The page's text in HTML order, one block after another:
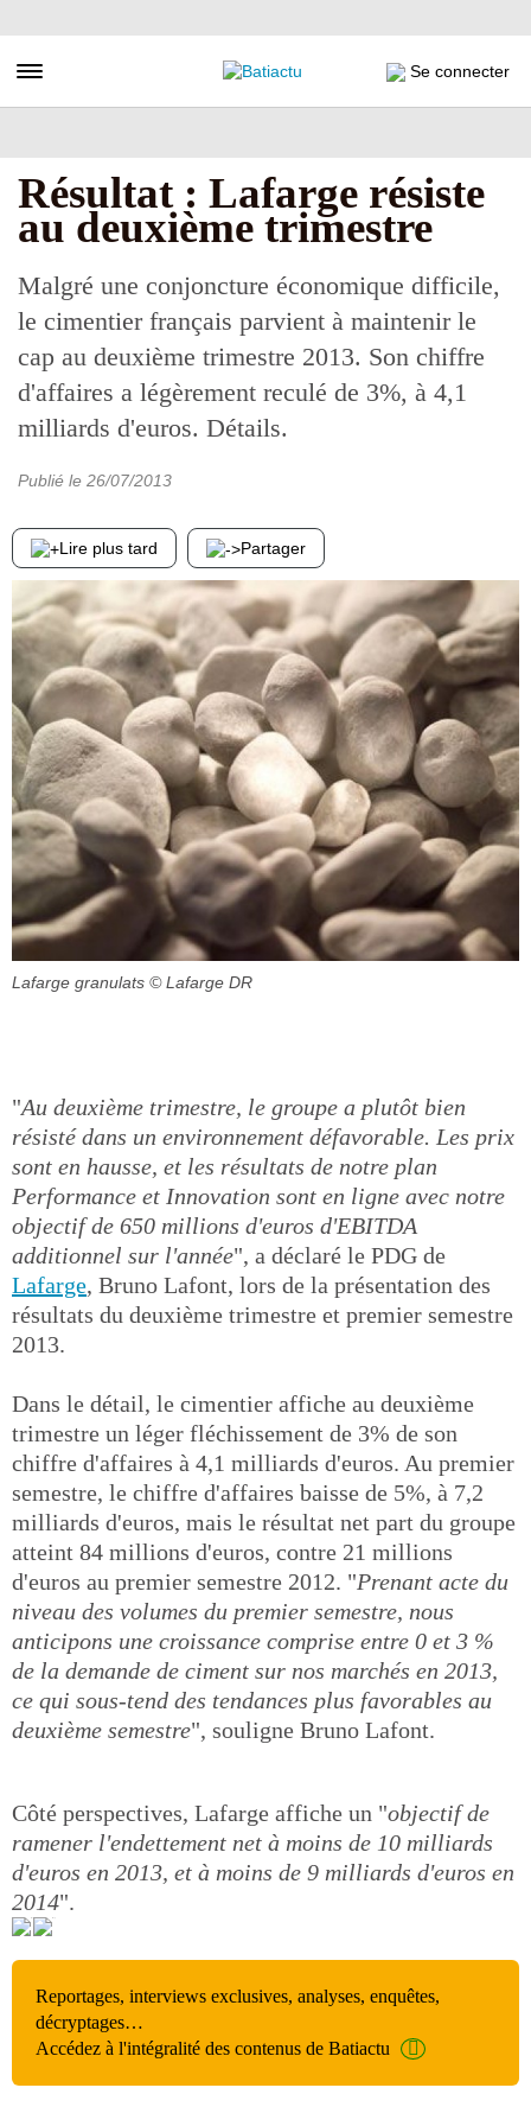
au
principal
Toggle navigation Se connecter
Résultat : Lafarge résiste
au deuxième trimestre
Malgré une conjoncture économique difficile,
le cimentier français parvient à maintenir le
cap au deuxième trimestre 2013. Son chiffre
d'affaires a légèrement reculé de 3%, à 4,1
milliards d'euros. Détails.
Publié le 26/07/2013
Lire plus tard Partager
Lafarge granulats © Lafarge DR
"Au deuxième trimestre, le groupe a plutôt bien
résisté dans un environnement défavorable. Les prix
sont en hausse, et les résultats de notre plan
Performance et Innovation sont en ligne avec notre
objectif de 650 millions d'euros d'EBITDA
additionnel sur l'année", a déclaré le PDG de
Lafarge, Bruno Lafont, lors de la présentation des
résultats du deuxième trimestre et premier semestre
2013.
Dans le détail, le cimentier affiche au deuxième
trimestre un léger fléchissement de 3% de son
chiffre d'affaires à 4,1 milliards d'euros. Au premier
semestre, le chiffre d'affaires baisse de 5%, à 7,2
milliards d'euros, mais le résultat net part du groupe
atteint 84 millions d'euros, contre 21 millions
d'euros au premier semestre 2012. "Prenant acte du
niveau des volumes du premier semestre, nous
anticipons une croissance comprise entre 0 et 3 %
de la demande de ciment sur nos marchés en 2013,
ce qui sous-tend des tendances plus favorables au
deuxième semestre", souligne Bruno Lafont.
Côté perspectives, Lafarge affiche un "objectif de
ramener l'endettement net à moins de 10 milliards
d'euros en 2013, et à moins de 9 milliards d'euros en
2014".
Reportages, interviews exclusives, analyses, enquêtes,
décryptages…
Accédez à l'intégralité des contenus de Batiactu